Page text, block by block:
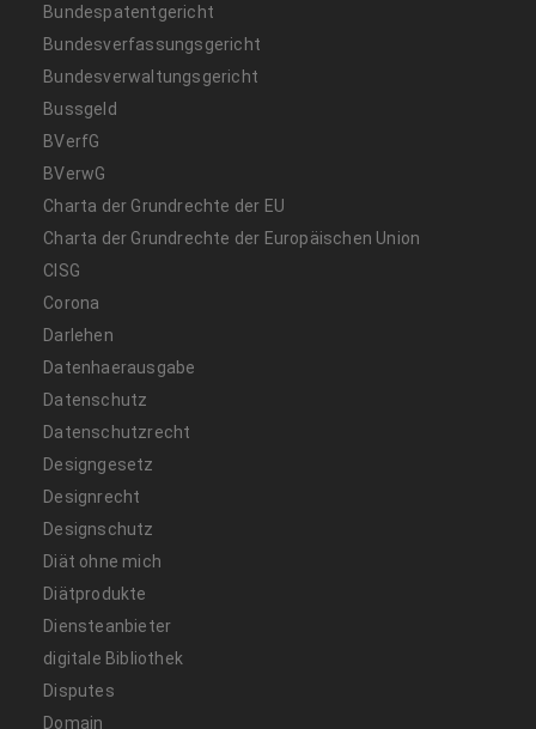
Bundespatentgericht
Bundesverfassungsgericht
Bundesverwaltungsgericht
Bussgeld
BVerfG
BVerwG
Charta der Grundrechte der EU
Charta der Grundrechte der Europäischen Union
CISG
Corona
Darlehen
Datenhaerausgabe
Datenschutz
Datenschutzrecht
Designgesetz
Designrecht
Designschutz
Diät ohne mich
Diätprodukte
Diensteanbieter
digitale Bibliothek
Disputes
Domain